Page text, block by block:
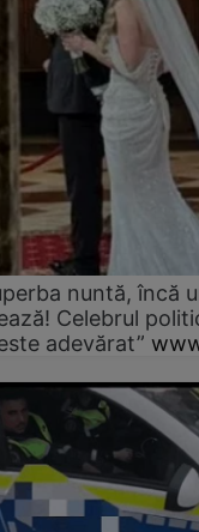
nuntă, încă
Celebrul
adevărat”